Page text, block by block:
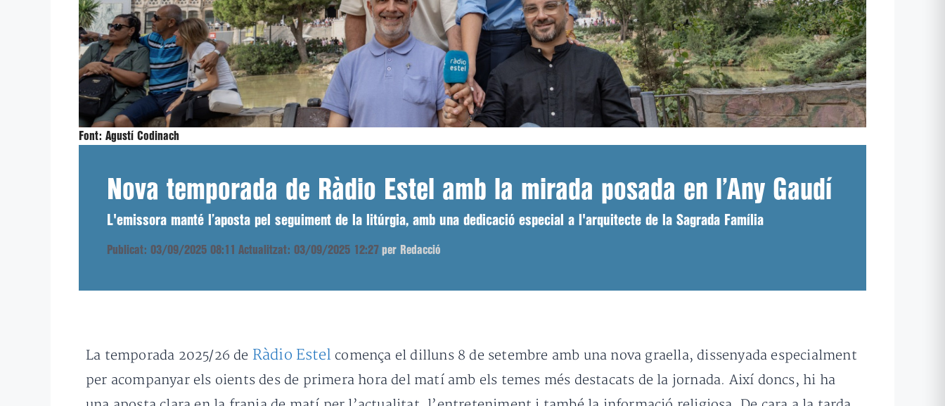
Font: Agustí Codinach
Nova temporada de Ràdio Estel amb la mirada posada en l’Any Gaudí
L'emissora manté l’aposta pel seguiment de la litúrgia, amb una dedicació especial a l'arquitecte de la Sagrada Família
Publicat: 03/09/2025 08:11 Actualitzat: 03/09/2025 12:27 per Redacció
La temporada 2025/26 de Ràdio Estel comença el dilluns 8 de setembre amb una nova graella, dissenyada especialment
per acompanyar els oients des de primera hora del matí amb els temes més destacats de la jornada. Així doncs, hi ha